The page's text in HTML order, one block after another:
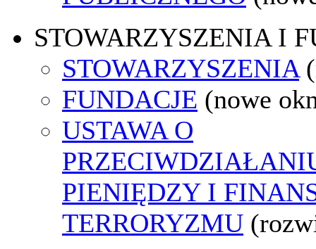
STOWARZYSZENIA I
STOWARZYSZENIA
FUNDACJE (nowe
USTAWA O
PIENIĘDZY I
TERRORYZMU